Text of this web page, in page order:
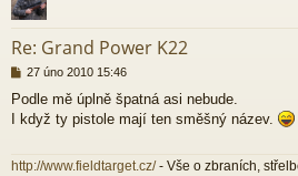
Re: Grand Power K22
P
í
s
v
27 úno 2010 15:46
Podle mě úplně špatná asi nebude.
I když ty pistole mají ten směšný název.
http://www.fieldtarget.cz/- Vše o zbraních,